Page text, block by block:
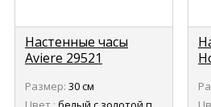
Настенные часы
Aviere 29521
Размер: 30 см